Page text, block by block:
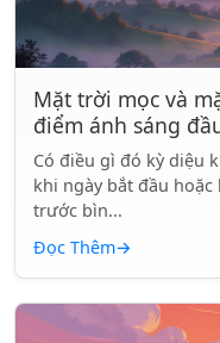
Mặt trời mọc và
điểm ánh sáng
Có điều gì đó kỳ diệu
khi ngày bắt đầu
trước bìn...
Đọc Thêm→